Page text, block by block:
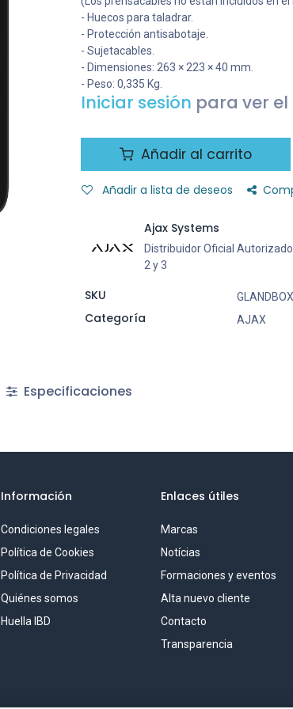
- Huecos para taladrar.
- Protección antisabotaje.
- Sujetacables.
- Dimensiones: 263 × 223 × 40 mm.
- Peso: 0,335 Kg.
Iniciar sesión para ver
Añadir al carrito
Añadir a lista de deseos
Ajax Systems
Distribuidor Oficial
2 y 3
SKU
Categoría AJAX
Especificaciones
Información
Condiciones legales
Política de Cookies
Política de Privacidad
Quiénes somos
Huella IBD
Enlaces útiles
Marcas
Notícias
Formaciones y eventos
Alta nuevo cliente
Contacto
Transparencia